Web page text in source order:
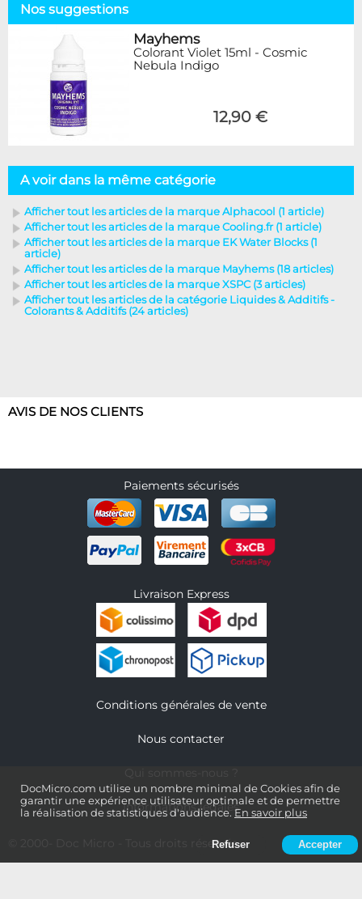
DocMicro.com utilise un nombre minimal de Cookies afin de
garantir une expérience utilisateur optimale et de permettre
la réalisation de statistiques d'audience. En savoir plus
Refuser Accepter
Nos suggestions
Mayhems
Colorant Violet 15ml - Cosmic
Nebula Indigo
12,90 €
A voir dans la même catégorie
Afficher tout les articles de la marque Alphacool (1 article)
Afficher tout les articles de la marque Cooling.fr (1 article)
Afficher tout les articles de la marque EK Water Blocks (1
article)
Afficher tout les articles de la marque Mayhems (18 articles)
Afficher tout les articles de la marque XSPC (3 articles)
Afficher tout les articles de la catégorie Liquides & Additifs -
Colorants & Additifs (24 articles)
AVIS DE NOS CLIENTS
Paiements sécurisés
Livraison Express
Conditions générales de vente
Nous contacter
Informations légales
- Tous droits réservés